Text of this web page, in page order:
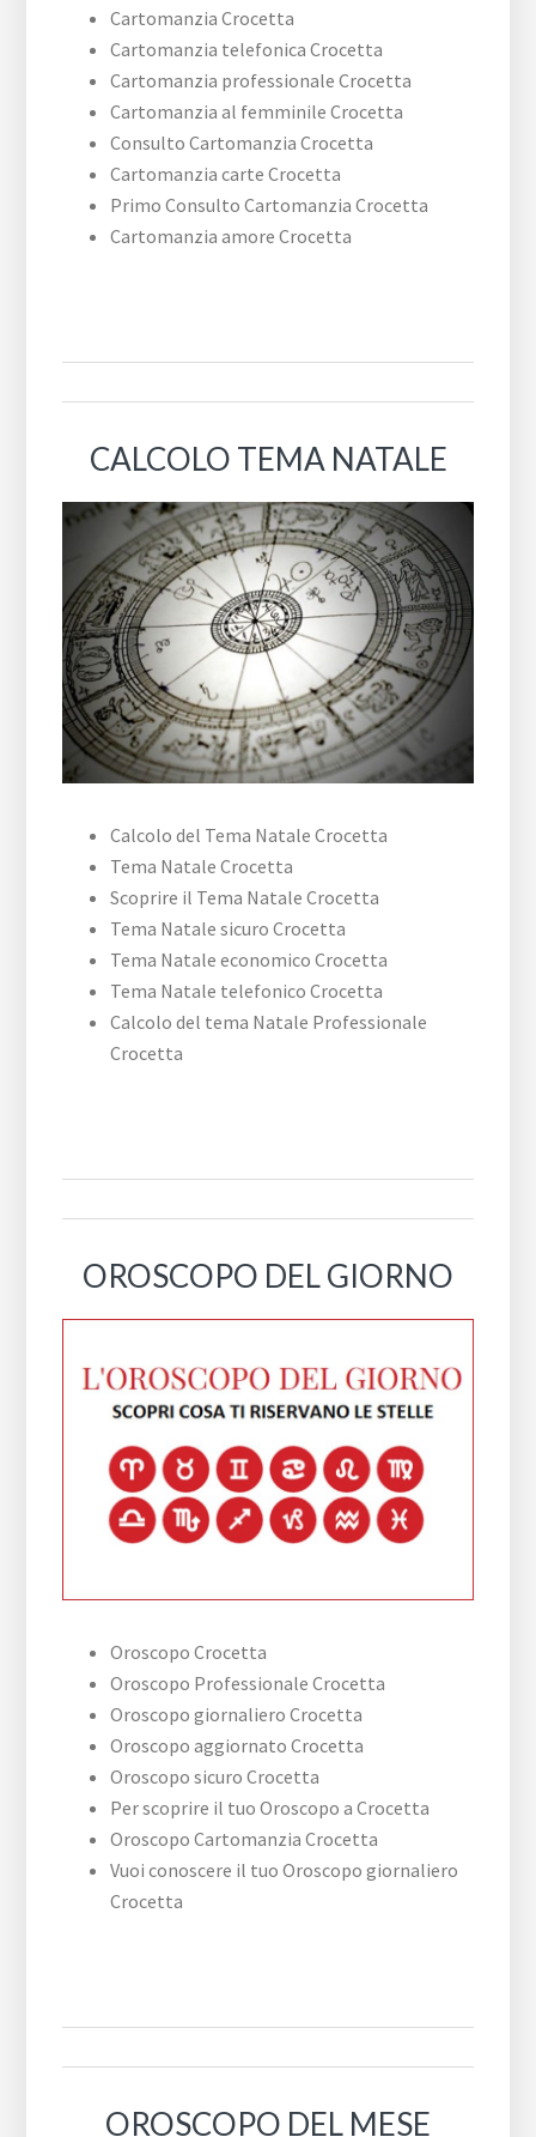
Cartomanzia Crocetta
Cartomanzia telefonica Crocetta
Cartomanzia professionale Crocetta
Cartomanzia al femminile Crocetta
Consulto Cartomanzia Crocetta
Cartomanzia carte Crocetta
Primo Consulto Cartomanzia Crocetta
Cartomanzia amore Crocetta
CALCOLO TEMA NATALE
Calcolo del Tema Natale Crocetta
Tema Natale Crocetta
Scoprire il Tema Natale Crocetta
Tema Natale sicuro Crocetta
Tema Natale economico Crocetta
Tema Natale telefonico Crocetta
Calcolo del tema Natale Professionale
Crocetta
OROSCOPO DEL GIORNO
Oroscopo Crocetta
Oroscopo Professionale Crocetta
Oroscopo giornaliero Crocetta
Oroscopo aggiornato Crocetta
Oroscopo sicuro Crocetta
Per scoprire il tuo Oroscopo a Crocetta
Oroscopo Cartomanzia Crocetta
Vuoi conoscere il tuo Oroscopo giornaliero
Crocetta
OROSCOPO DEL MESE